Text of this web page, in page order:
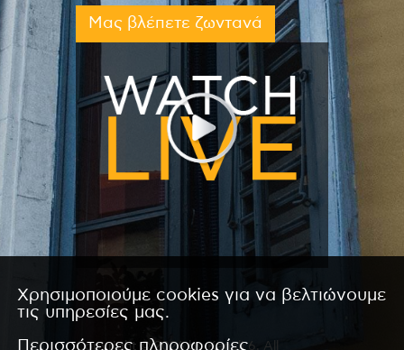
Μας βλέπετε ζωντανά
Copyright © 2026 by Kanali 6. All
Χρησιμοποιούμε cookies για να βελτιώνουμε
τις υπηρεσίες μας.
Περισσότερες πληροφορίες